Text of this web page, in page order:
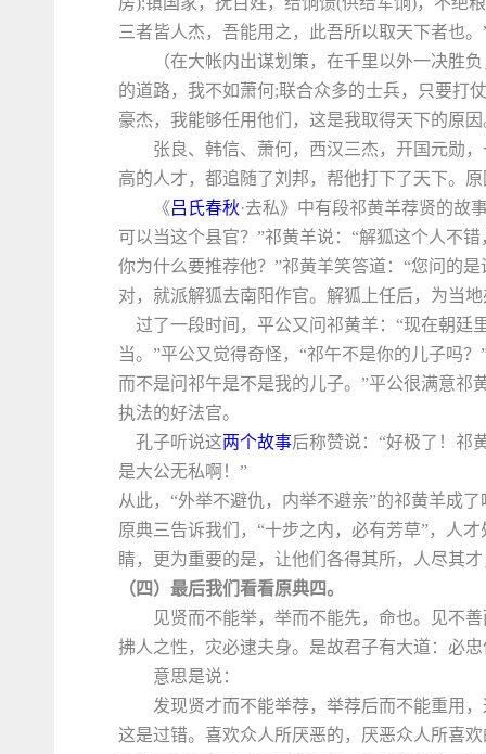
三者皆人杰，吾能用之，此吾所以取天下者也。
（在大帐内出谋划策，在千里以外一决胜
的道路，我不如萧何;联合众多的士兵，只要打
豪杰，我能够任用他们，这是我取得天下的原
张良、韩信、萧何，西汉三杰，开国元勋
高的人才，都追随了刘邦，帮他打下了天下。
《吕氏春秋·去私》中有段祁黄羊荐贤的故
可以当这个县官？”祁黄羊说：“解狐这个人不
你为什么要推荐他？”祁黄羊笑答道：“您问的
对，就派解狐去南阳作官。解狐上任后，为当
过了一段时间，平公又问祁黄羊：“现在朝廷
当。”平公又觉得奇怪，“祁午不是你的儿子吗
而不是问祁午是不是我的儿子。”平公很满意
执法的好法官。
孔子听说这两个故事后称赞说：“好极了！祁
是大公无私啊！”
从此，“外举不避仇，内举不避亲”的祁黄羊成
原典三告诉我们，“十步之内，必有芳草”，人
睛，更为重要的是，让他们各得其所，人尽其
（四）最后我们看看原典四。
见贤而不能举，举而不能先，命也。见不
拂人之性，灾必逮夫身。是故君子有大道：必
意思是说：
发现贤才而不能举荐，举荐后而不能重用
这是过错。喜欢众人所厌恶的，厌恶众人所喜